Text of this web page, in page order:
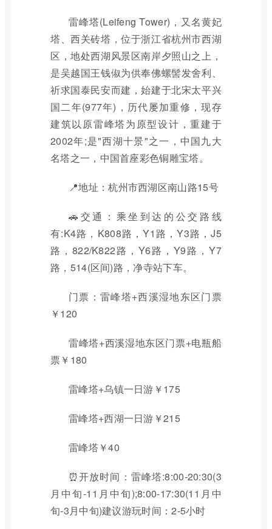
雷峰塔(Leifeng Tower)，又名黄妃
塔、西关砖塔，位于浙江省杭州市西湖
区，地处西湖风景区南岸夕照山之上，
是吴越国王钱俶为供奉佛螺髻发舍利、
祈求国泰民安而建，始建于北宋太平兴
国二年(977年)，历代屡加重修，现存
建筑以原雷峰塔为原型设计，重建于
2002年;是"西湖十景"之一，中国九大
名塔之一，中国首座彩色铜雕宝塔。
📍地址：杭州市西湖区南山路15号
🚗交通：乘坐到达的公交路线
有:K4路，K808路，Y1路，Y3路，J5
路，822/K822路，Y6路，Y9路，Y7
路，514(区间)路，净寺站下车。
门票：雷峰塔+西溪湿地东区门票
￥120
雷峰塔+西溪湿地东区门票+电瓶船
票￥180
雷峰塔+乌镇一日游￥175
雷峰塔+西湖一日游￥215
雷峰塔￥40
⏰开放时间：雷峰塔:8:00-20:30(3
月中旬-11月中旬);8:00-17:30(11月中
旬-3月中旬)建议游玩时间：2-5小时